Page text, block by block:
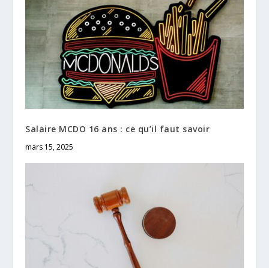
Salaire MCDO 16 ans : ce qu’il faut savoir
mars 15, 2025